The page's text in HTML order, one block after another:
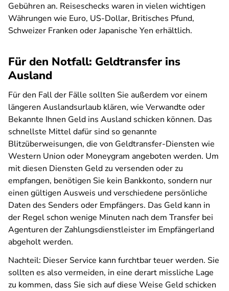
Gebühren an. Reiseschecks waren in vielen wichtigen
Währungen wie Euro, US-Dollar, Britisches Pfund,
Schweizer Franken oder Japanische Yen erhältlich.
Für den Notfall: Geldtransfer ins
Ausland
Für den Fall der Fälle sollten Sie außerdem vor einem
längeren Auslandsurlaub klären, wie Verwandte oder
Bekannte Ihnen Geld ins Ausland schicken können. Das
schnellste Mittel dafür sind so genannte
Blitzüberweisungen, die von Geldtransfer-Diensten wie
Western Union oder Moneygram angeboten werden. Um
mit diesen Diensten Geld zu versenden oder zu
empfangen, benötigen Sie kein Bankkonto, sondern nur
einen gültigen Ausweis und verschiedene persönliche
Daten des Senders oder Empfängers. Das Geld kann in
der Regel schon wenige Minuten nach dem Transfer bei
Agenturen der Zahlungsdienstleister im Empfängerland
abgeholt werden.
Nachteil: Dieser Service kann furchtbar teuer werden. Sie
sollten es also vermeiden, in eine derart missliche Lage
zu kommen, dass Sie sich auf diese Weise Geld schicken